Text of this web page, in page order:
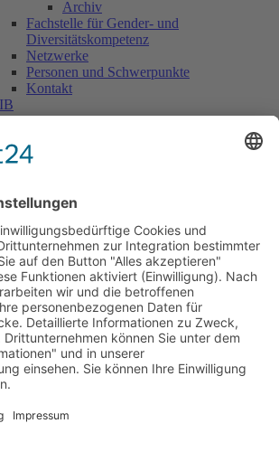
Archiv
Fachstelle für Gender- und
Diversitätskompetenz
Netzwerke
Personen und Schwerpunkte
Kontakt
Praktische Studien
Personen
Kooperationen
Nachlese
Soziales Engagement
Materialien und Links
Personen
Kontakt
PILGRIM
Aktuelles
Materialien & Links
ARGE-Lehrer:innengesundheit